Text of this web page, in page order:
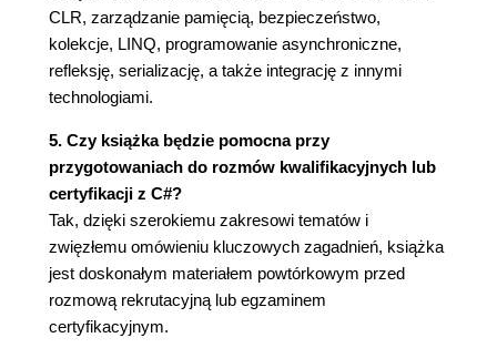
6. Podstawowe wiadomości o platformie (219)
Obsługa łańcuchów i tekstu (219)
Data i godzina (232)
Daty i strefy czasowe (239)
Standardowe łańcuchy formatu i flagi parsowania
(250)
Inne mechanizmy konwersji (257)
Globalizacja (261)
Praca z liczbami (262)
Wyliczenia (266)
Krotki (269)
Struktura Guid (271)
CLR, zarządzanie pamięcią, bezpieczeństwo,
kolekcje, LINQ, programowanie asynchroniczne,
refleksję, serializację, a także integrację z innymi
technologiami.
5. Czy książka będzie pomocna przy
przygotowaniach do rozmów kwalifikacyjnych lub
certyfikacji z C#?
Tak, dzięki szerokiemu zakresowi tematów i
zwięzłemu omówieniu kluczowych zagadnień, książka
jest doskonałym materiałem powtórkowym przed
rozmową rekrutacyjną lub egzaminem
certyfikacyjnym.